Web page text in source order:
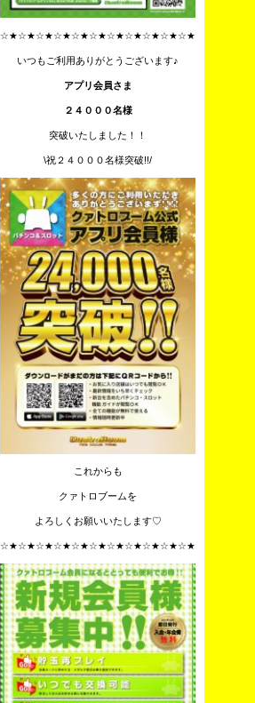
☆★☆★☆★☆★☆★☆★☆★☆★☆★☆★☆★
いつもご利用ありがとうございます♪
アプリ会員さま
２４０００名様
突破いたしました！！
\祝２４０００名様突破!!/
これからも
クァトロブームを
よろしくお願いいたします♡
☆★☆★☆★☆★☆★☆★☆★☆★☆★☆★☆★